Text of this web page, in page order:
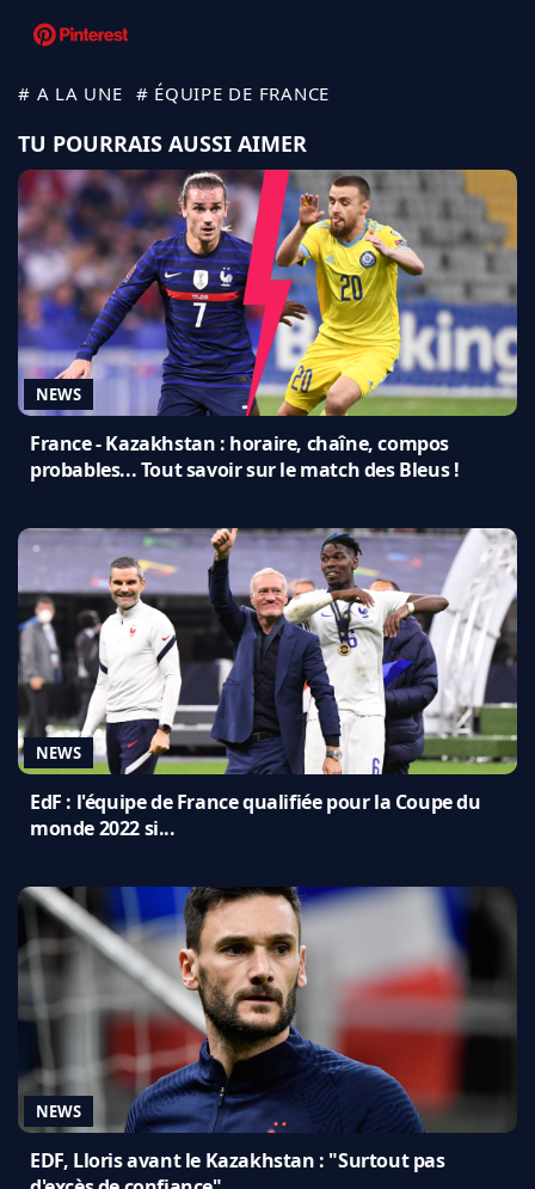
# A LA UNE # ÉQUIPE DE FRANCE
TU POURRAIS AUSSI AIMER
NEWS
France - Kazakhstan : horaire, chaîne, compos
probables... Tout savoir sur le match des Bleus !
NEWS
EdF : l'équipe de France qualifiée pour la Coupe du
monde 2022 si...
NEWS
EDF, Lloris avant le Kazakhstan : "Surtout pas